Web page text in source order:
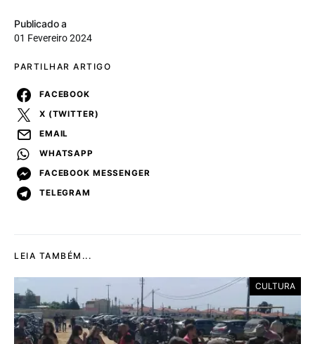
Publicado a
01 Fevereiro 2024
PARTILHAR ARTIGO
FACEBOOK
X (TWITTER)
EMAIL
WHATSAPP
FACEBOOK MESSENGER
TELEGRAM
LEIA TAMBÉM...
CULTURA